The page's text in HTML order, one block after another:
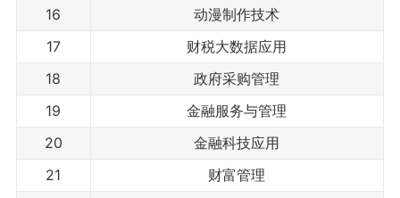
16
动漫制作技术
17
财税大数据应用
18
政府采购管理
19
金融服务与管理
20
金融科技应用
21
财富管理